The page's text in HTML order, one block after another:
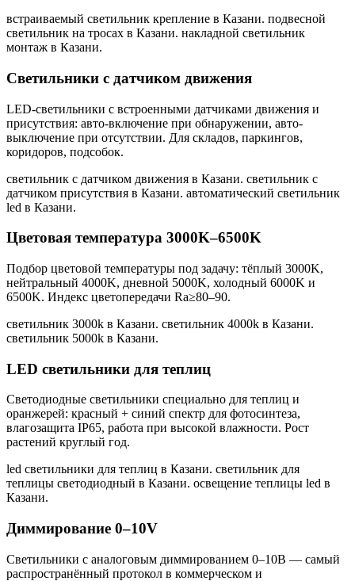
встраиваемый светильник крепление в Казани. подвесной
светильник на тросах в Казани. накладной светильник
монтаж в Казани.
Светильники с датчиком движения
LED-светильники с встроенными датчиками движения и
присутствия: авто-включение при обнаружении, авто-
выключение при отсутствии. Для складов, паркингов,
коридоров, подсобок.
светильник с датчиком движения в Казани. светильник с
датчиком присутствия в Казани. автоматический светильник
led в Казани.
Цветовая температура 3000K–6500K
Подбор цветовой температуры под задачу: тёплый 3000K,
нейтральный 4000K, дневной 5000K, холодный 6000K и
6500K. Индекс цветопередачи Ra≥80–90.
светильник 3000k в Казани. светильник 4000k в Казани.
светильник 5000k в Казани.
LED светильники для теплиц
Светодиодные светильники специально для теплиц и
оранжерей: красный + синий спектр для фотосинтеза,
влагозащита IP65, работа при высокой влажности. Рост
растений круглый год.
led светильники для теплиц в Казани. светильник для
теплицы светодиодный в Казани. освещение теплицы led в
Казани.
Диммирование 0–10V
Светильники с аналоговым диммированием 0–10В — самый
распространённый протокол в коммерческом и